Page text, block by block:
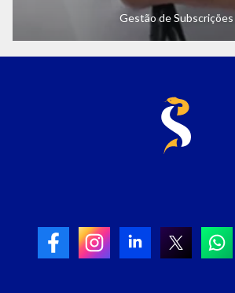
Gestão de Subscrições